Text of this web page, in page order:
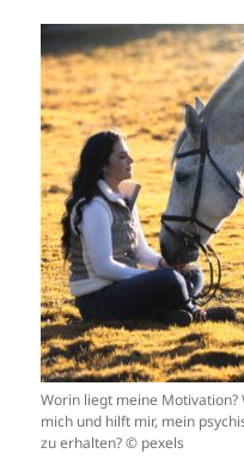
Worin liegt meine Motivation?
mich und hilft mir, mein
zu erhalten? © pexels